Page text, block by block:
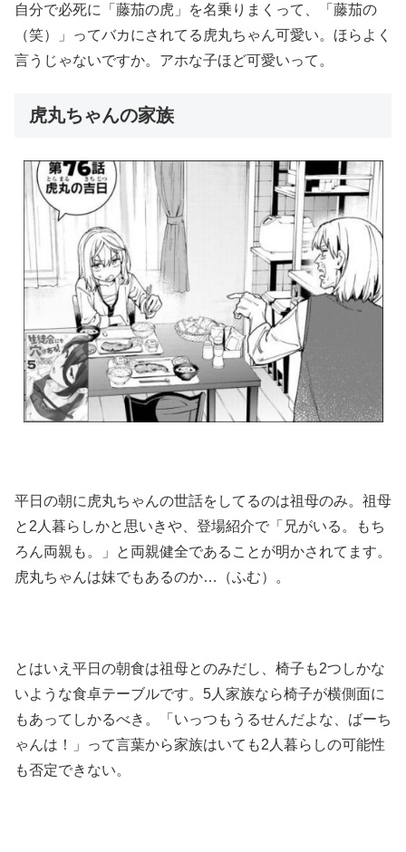
自分で必死に「藤茄の虎」を名乗りまくって、「藤茄の
（笑）」ってバカにされてる虎丸ちゃん可愛い。ほらよく
言うじゃないですか。アホな子ほど可愛いって。
虎丸ちゃんの家族
平日の朝に虎丸ちゃんの世話をしてるのは祖母のみ。祖母
と2人暮らしかと思いきや、登場紹介で「兄がいる。もち
ろん両親も。」と両親健全であることが明かされてます。
虎丸ちゃんは妹でもあるのか…（ふむ）。
とはいえ平日の朝食は祖母とのみだし、椅子も2つしかな
いような食卓テーブルです。5人家族なら椅子が横側面に
もあってしかるべき。「いっつもうるせんだよな、ばーち
ゃんは！」って言葉から家族はいても2人暮らしの可能性
も否定できない。